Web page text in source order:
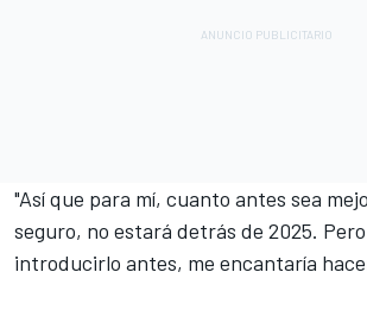
"Así que para mí, cuanto antes sea
seguro, no estará detrás de 2025.
introducirlo antes, me encantaría